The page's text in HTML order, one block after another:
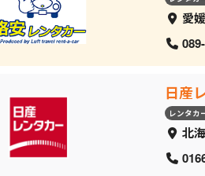
愛
日産
レンタカ
北